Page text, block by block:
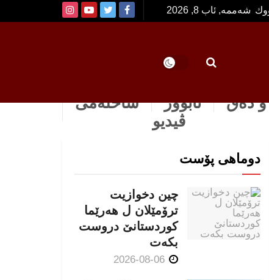
شەممە, ئاب 8, 2026
دەق ئابوور
ساخله‌می
ڤیدیو
دوماهی پۆست
چین دخوازیت
ترۆمێلان ل هەرێما
كوردستانێ دروست
بكەت